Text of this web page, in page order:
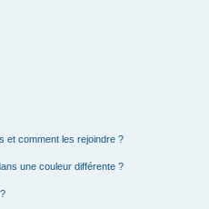
et comment les rejoindre ?
une couleur différente ?